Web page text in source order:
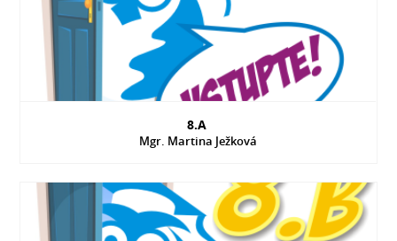
8.A
Mgr. Martina Ježková